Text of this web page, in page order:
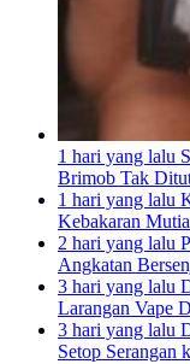
1 hari yang lalu
Brimob Tak
1 hari yang lalu
Kebakaran
2 hari yang lalu
Angkatan
3 hari yang lalu
Larangan Vape
3 hari yang lalu
Setop Serangan